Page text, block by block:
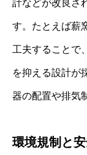
計などが改良さ
す。たとえば薪
工夫することで
を抑える設計が
器の配置や排気
環境規制と